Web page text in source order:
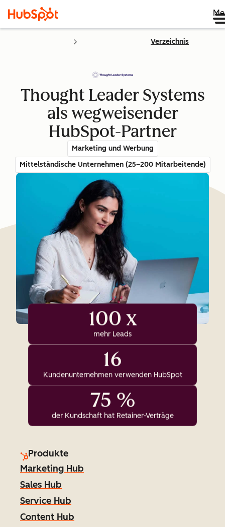
Verzeichnis
Thought Leader Systems
als wegweisender
HubSpot-Partner
Marketing und Werbung
Mittelständische Unternehmen (25–200 Mitarbeitende)
100 x
mehr Leads
16
Kundenunternehmen verwenden HubSpot
75 %
der Kundschaft hat Retainer-Verträge
Produkte
Marketing Hub
Sales Hub
Service Hub
Content Hub